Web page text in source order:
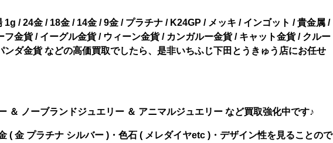
1g / 24金 / 18金 / 14金 / 9金 / プラチナ / K24GP / メッキ / インゴット / 貴金属 /
フ金貨 / イーグル金貨 / ウィーン金貨 / カンガルー金貨 / キャット金貨 / クルー
ンダ金貨 などの高価買取でしたら、是非いちふじ下田とうきゅう店にお任せ
＆ ノーブランドジュエリー ＆ アニマルジュエリー など買取強化中です♪
( 金 プラチナ シルバー )・色石 ( メレダイヤetc )・デザイン性を見ることので